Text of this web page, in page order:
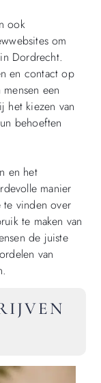
ook
om
Dordrecht.
en contact op
een
het kiezen van
behoeften
en het
manier
vinden over
te maken van
de juiste
van